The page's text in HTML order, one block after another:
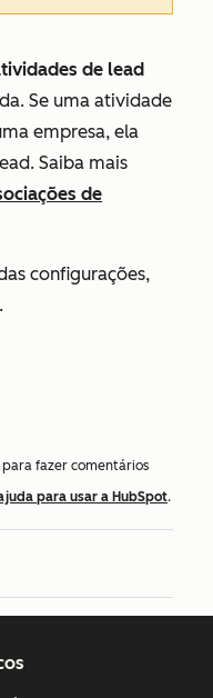
de lead
Se uma atividade
empresa, ela
Saiba mais
de
configurações,
fazer comentários
para usar a HubSpot.